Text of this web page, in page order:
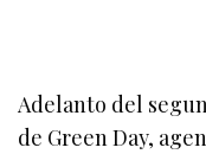
Adelanto del
de Green Day,